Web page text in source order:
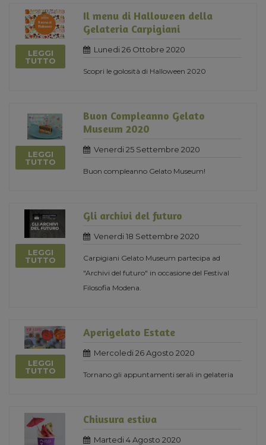
LEGGI
TUTTO
Il menu di Halloween della
Gelateria Carpigiani
Lunedi 26 Ottobre 2020
Scopri le golosità di Halloween 2020
LEGGI
TUTTO
Buon Compleanno Gelato
Museum 2020
Venerdi 25 Settembre 2020
Buon compleanno Gelato Museum!
LEGGI
TUTTO
Gli archivi del futuro
Venerdi 18 Settembre 2020
Carpigiani Gelato Museum partecipa ad
"Archivi del futuro" in occasione del Festival
Filosofia Modena.
LEGGI
TUTTO
Aperigelato Estate
Mercoledi 26 Agosto 2020
Tornano gli appuntamenti serali in gelateria
Chiusura estiva
Martedi 4 Agosto 2020